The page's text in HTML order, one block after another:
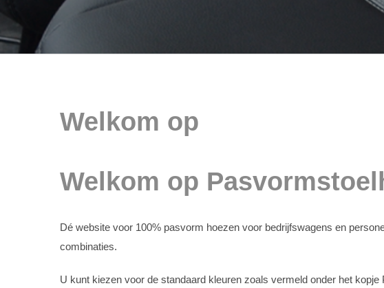
Welkom op
Welkom op
Dé website voor 100% pasvorm hoezen voor bedrijfswagens en
combinaties.
U kunt kiezen voor de standaard kleuren zoals vermeld onder het